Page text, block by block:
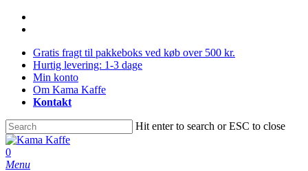
Skip
contentGratis fragt til pakkeboks ved køb over 500 kr.
Hurtig levering: 1-3 dage
Min konto
Om Kama Kaffe
Kontakt
Hit enter to search or ESC to close
Close
Search
0
Menu